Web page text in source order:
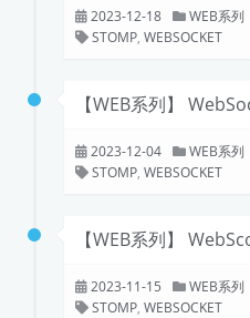
2023-12-18 WEB系列
STOMP, WEBSOCKET
【WEB系列】
2023-12-04 WEB系列
STOMP, WEBSOCKET
【WEB系列】
2023-11-15 WEB系列
STOMP, WEBSOCKET